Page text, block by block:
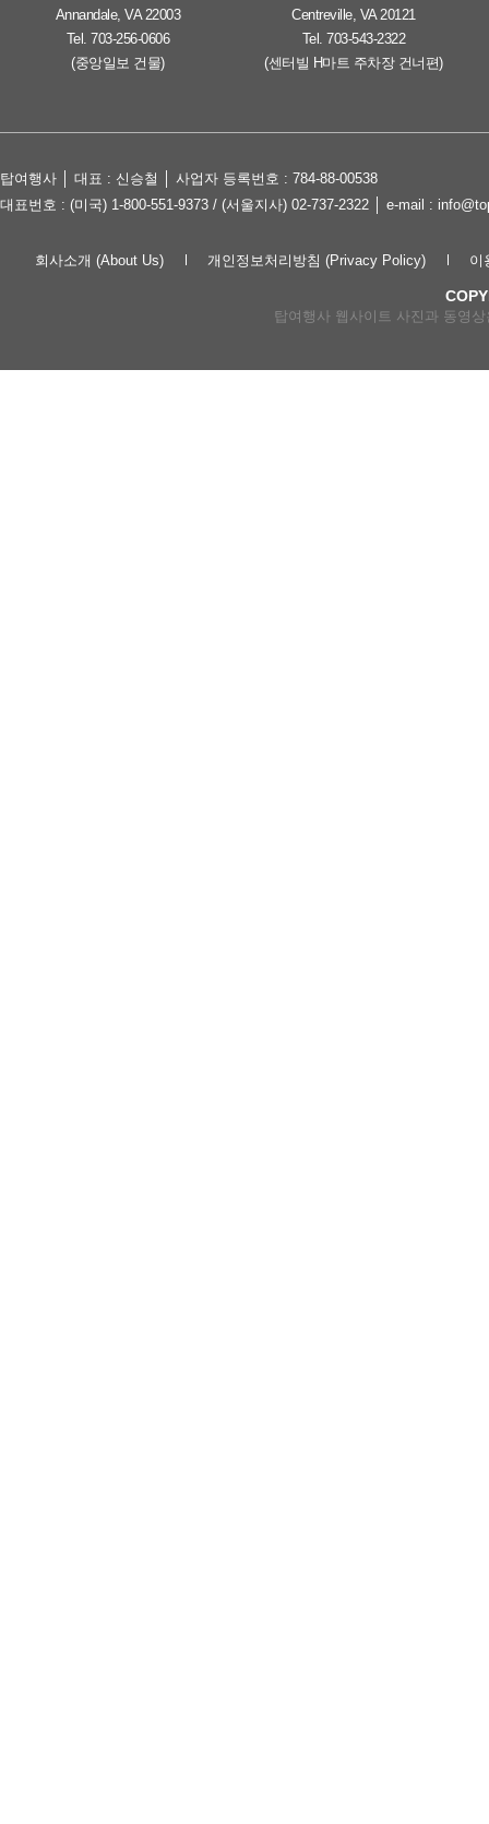
Annandale, VA 22003
Tel. 703-256-0606
(중앙일보 건물)
Centreville, VA 20121
Tel. 703-543-2322
(센터빌 H마트 주차장 건너편)
탑여행사 │ 대표 : 신승철 │ 사업자 등록번호 : 784-88-00538
대표번호 : (미국) 1-800-551-9373 / (서울지사) 02-737-2322 │ e-mail :
회사소개 (About Us) 개인정보처리방침 (Privacy Policy) 이
탑여행사 웹사이트 사진과 동영